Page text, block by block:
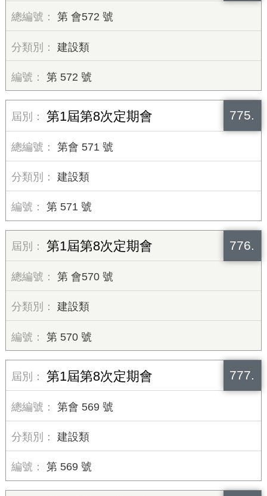
第 會572 號
建設類
第 572 號
775.
第1屆第8次定期會
第會 571 號
建設類
第 571 號
776.
第1屆第8次定期會
第 會570 號
建設類
第 570 號
777.
第1屆第8次定期會
第會 569 號
建設類
第 569 號